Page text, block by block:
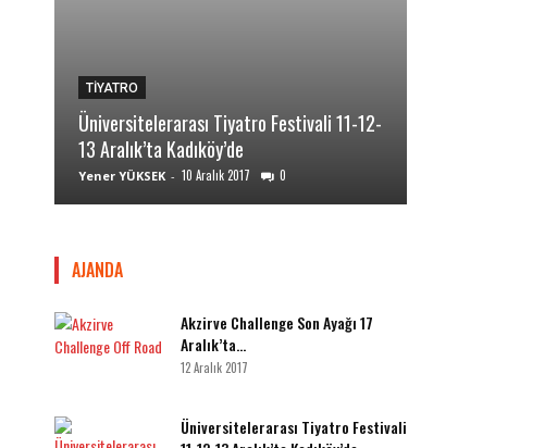
TİYATRO
Üniversitelerarası Tiyatro Festivali 11-12-
13 Aralık’ta Kadıköy’de
Yener YÜKSEK - 10 Aralık 2017 0
AJANDA
Akzirve Challenge Son Ayağı 17
Aralık’ta…
12 Aralık 2017
Üniversitelerarası Tiyatro Festivali